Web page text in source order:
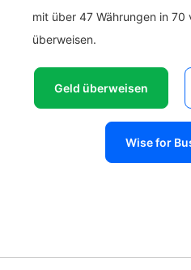
mit über 47 Währungen in 70
überweisen.
Geld überweisen
Wise for